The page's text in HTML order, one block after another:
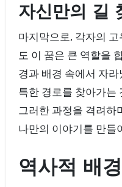
자신만의 길
마지막으로, 각자의
도 이 꿈은 큰 역할을
경과 배경 속에서 자
특한 경로를 찾아가는
그러한 과정을 격려하
나만의 이야기를 만들
역사적 배